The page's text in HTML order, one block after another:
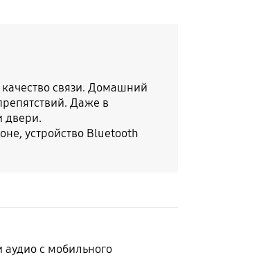
связи. Домашний
Даже в
двери.
устройство Bluetooth
с мобильного